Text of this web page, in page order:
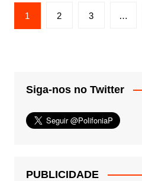
Paginação
de
1 2 3 …
Siga-nos no Twitter
PUBLICIDADE